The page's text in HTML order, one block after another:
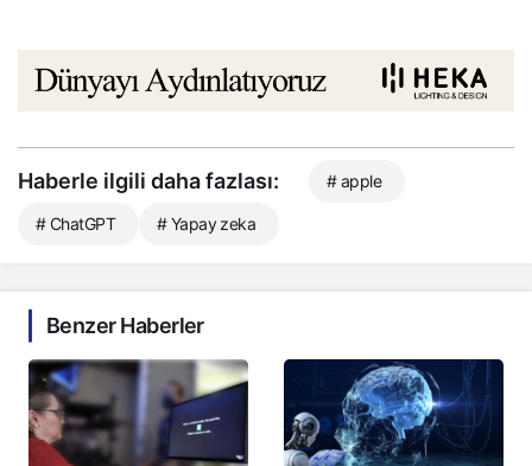
Haberle ilgili daha fazlası: # apple
# ChatGPT # Yapay zeka
Benzer Haberler